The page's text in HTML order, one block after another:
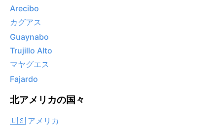
Arecibo
カグアス
Guaynabo
Trujillo Alto
マヤグエス
Fajardo
北アメリカの国々
🇺🇸 アメリカ